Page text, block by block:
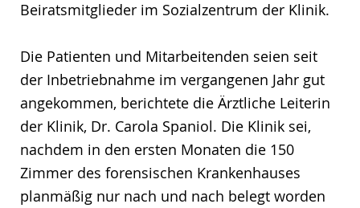
Beiratsmitglieder im Sozialzentrum der Klinik.
Die Patienten und Mitarbeitenden seien seit
der Inbetriebnahme im vergangenen Jahr gut
angekommen, berichtete die Ärztliche Leiterin
der Klinik, Dr. Carola Spaniol. Die Klinik sei,
nachdem in den ersten Monaten die 150
Zimmer des forensischen Krankenhauses
planmäßig nur nach und nach belegt worden